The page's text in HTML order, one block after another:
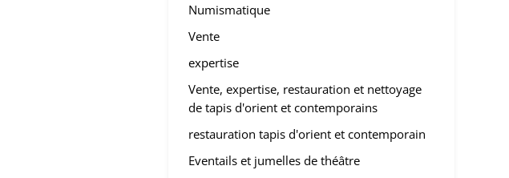
Numismatique
Vente
expertise
Vente, expertise, restauration et nettoyage
de tapis d'orient et contemporains
restauration tapis d'orient et contemporain
Eventails et jumelles de théâtre